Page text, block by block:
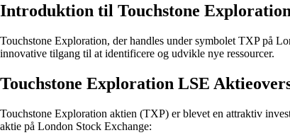
Introduktion til Touchstone Exploration
Touchstone Exploration, der handles under symbolet TXP på
innovative tilgang til at identificere og udvikle nye ressourcer.
Touchstone Exploration LSE
Touchstone Exploration aktien (TXP) er blevet en attraktiv
aktie på London Stock Exchange: